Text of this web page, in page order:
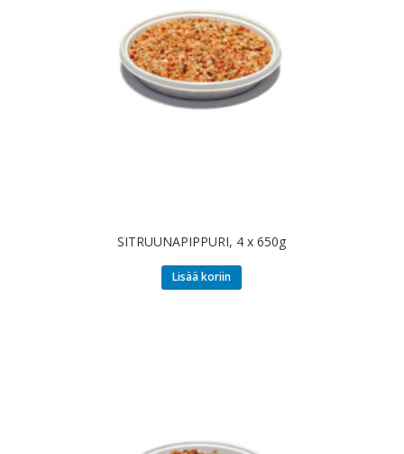
SITRUUNAPIPPURI, 4 x 650g
Lisää koriin